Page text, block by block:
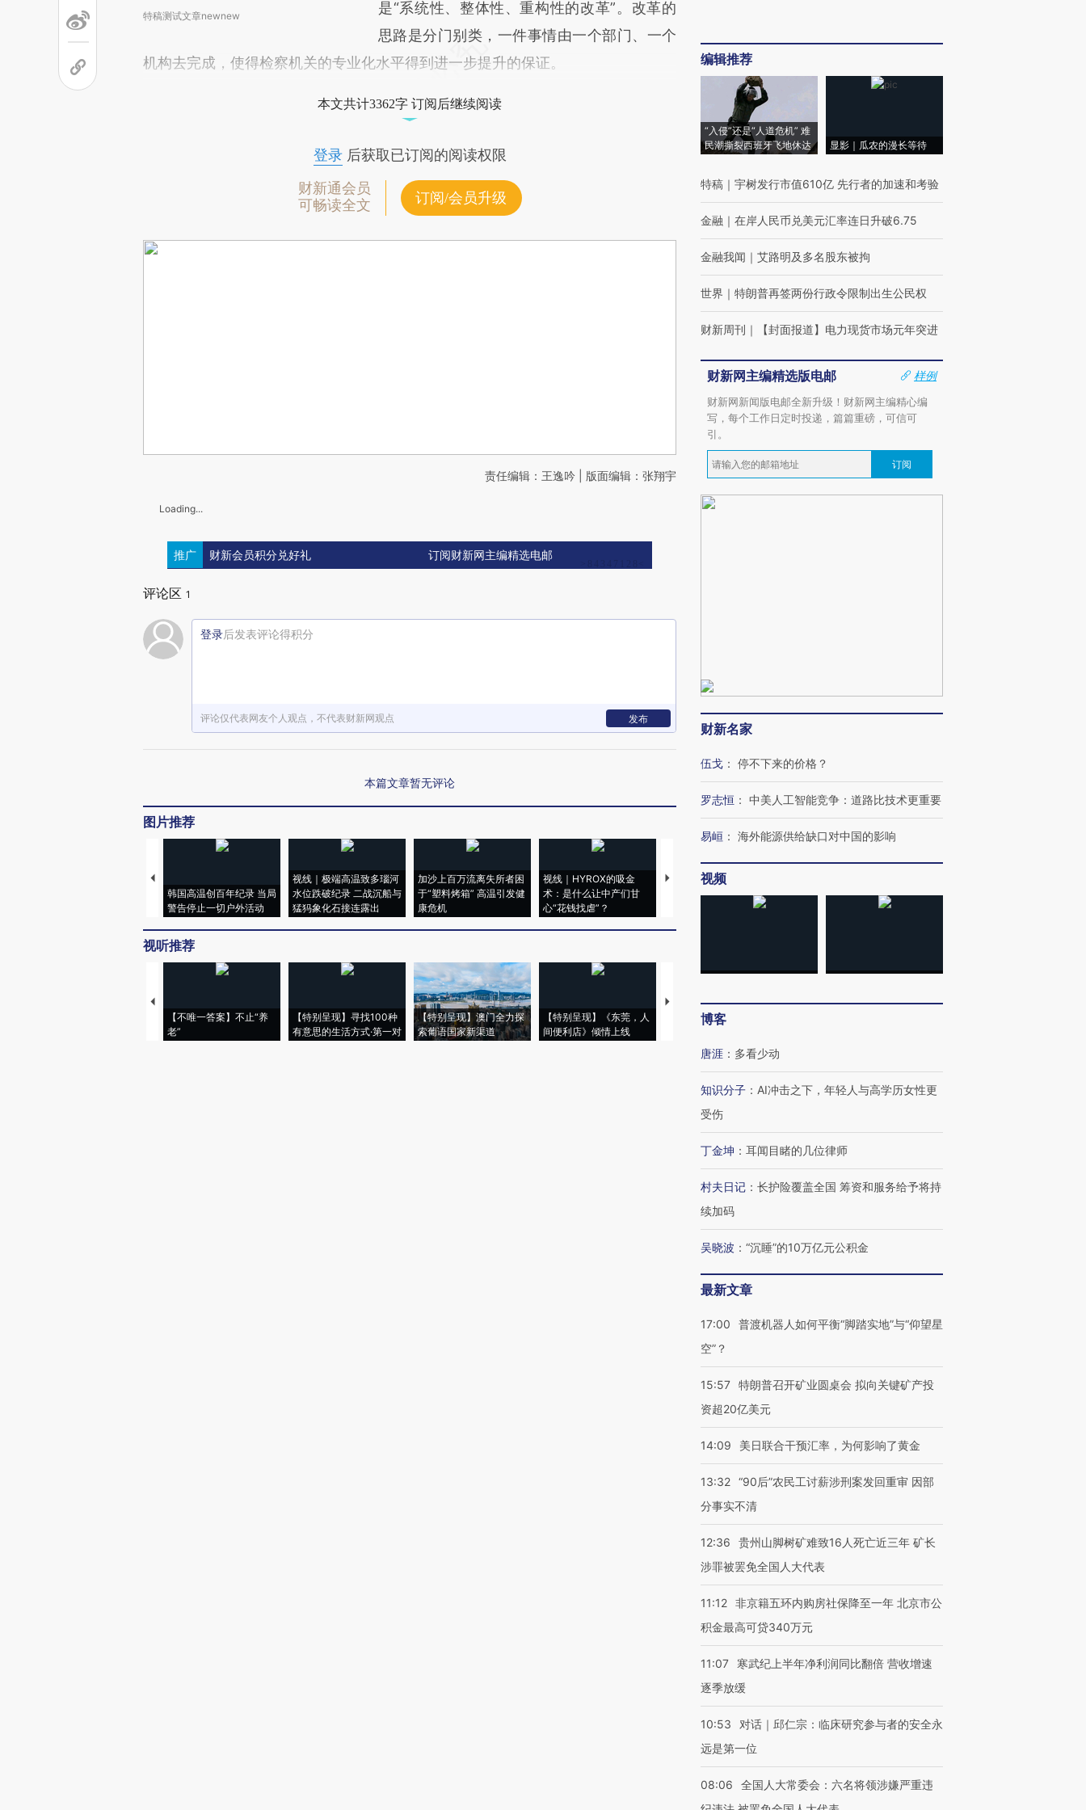
特稿测试文章newnew
是“系统性、整体性、重构性的改革”。改革的
思路是分门别类，一件事情由一个部门、一个
机构去完成，使得检察机关的专业化水平得到进一步提升的保证。
本文共计3362字 订阅后继续阅读
登录后获取已订阅的阅读权限
财新通会员
可畅读全文
订阅/会员升级
责任编辑：王逸吟 | 版面编辑：张翔宇
Loading...
推广 财新会员积分兑好礼 订阅财新网主编精选电邮
评论区 1
登录后发表评论得积分
评论仅代表网友个人观点，不代表财新网观点 发布
本篇文章暂无评论
图片推荐
韩国高温创百年纪录 当局
警告停止一切户外活动
视线｜极端高温致多瑙河
水位跌破纪录 二战沉船与
猛犸象化石接连露出
加沙上百万流离失所者困
于“塑料烤箱” 高温引发健
康危机
视线｜HYROX的吸金
术：是什么让中产们甘
心“花钱找虐”？
马航飞行员跨国走私7万
粒摇头丸 尿检体内含3种
度Z世代 用街头抗争将教
机”？难民潮撕裂西班牙
视听推荐
【不唯一答案】不止“养
老”
【特别呈现】寻找100种
有意思的生活方式·第一对
【特别呈现】澳门全力探
索葡语国家新渠道
【特别呈现】《东莞，人
间便利店》倾情上线
【推广】走进第四届链博
会，让数智科技“链”接产
【商旅对话】华住集团
编辑推荐
“入侵”还是“人道危机” 难
民潮撕裂西班牙飞地休达
显影｜瓜农的漫长等待
特稿 ｜ 宇树发行市值610亿 先行者的加速和考验
金融 ｜ 在岸人民币兑美元汇率连日升破6.75
金融我闻 ｜ 艾路明及多名股东被拘
世界 ｜ 特朗普再签两份行政令限制出生公民权
财新周刊 ｜ 【封面报道】电力现货市场元年突进
财新网主编精选版电邮
样例
财新网新闻版电邮全新升级！财新网主编精心编
写，每个工作日定时投递，篇篇重磅，可信可
引。
订阅
财新名家
伍戈 ： 停不下来的价格？
罗志恒 ： 中美人工智能竞争：道路比技术更重要
易峘 ： 海外能源供给缺口对中国的影响
视频
博客
唐涯 ： 多看少动
知识分子 ： AI冲击之下，年轻人与高学历女性更
受伤
丁金坤 ： 耳闻目睹的几位律师
村夫日记 ： 长护险覆盖全国 筹资和服务给予将持
续加码
吴晓波 ： “沉睡”的10万亿元公积金
最新文章
17:00
普渡机器人如何平衡“脚踏实地”与“仰望星
空”？
15:57 特朗普召开矿业圆桌会 拟向关键矿产投
资超20亿美元
14:09 美日联合干预汇率，为何影响了黄金
13:32 “90后”农民工讨薪涉刑案发回重审 因部
分事实不清
12:36
贵州山脚树矿难致16人死亡近三年 矿长
涉罪被罢免全国人大代表
11:12 非京籍五环内购房社保降至一年 北京市公
积金最高可贷340万元
11:07
寒武纪上半年净利润同比翻倍 营收增速
逐季放缓
10:53
对话｜邱仁宗：临床研究参与者的安全永
远是第一位
08:06
全国人大常委会：六名将领涉嫌严重违